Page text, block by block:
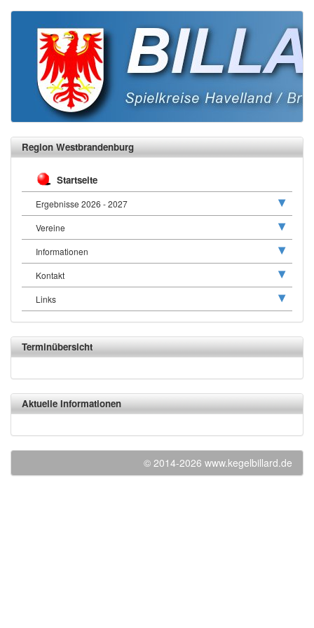
Region Westbrandenburg
Startseite
Ergebnisse 2026 - 2027
Vereine
Informationen
Kontakt
Links
Terminübersicht
Aktuelle Informationen
© 2014-2026 www.kegelbillard.de